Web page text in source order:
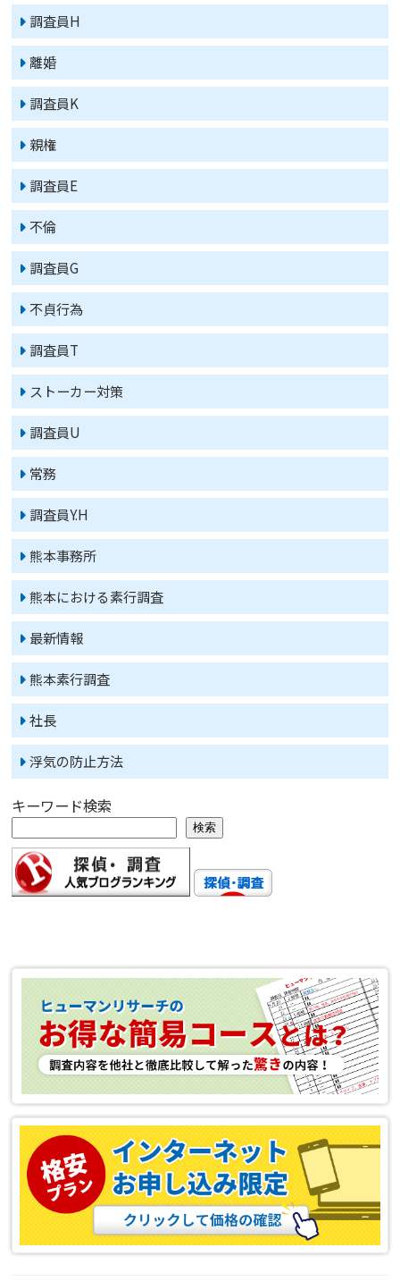
調査員H
離婚
調査員K
親権
調査員E
不倫
調査員G
不貞行為
調査員T
ストーカー対策
調査員U
常務
調査員Y.H
熊本事務所
熊本における素行調査
最新情報
熊本素行調査
社長
浮気の防止方法
キーワード検索
検索